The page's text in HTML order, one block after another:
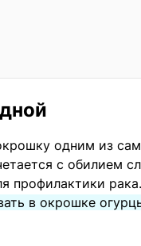
одним из
с обилием
профилактики
в окрошке